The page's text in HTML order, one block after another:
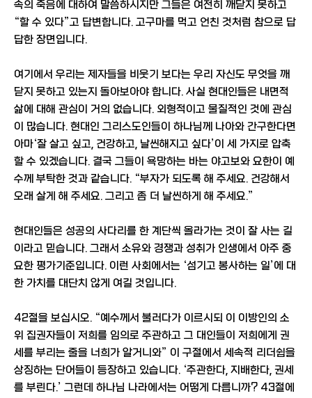
속의 죽음에 대하여 말씀하시지만 그들은 여전히 깨닫지 못하고
“할 수 있다”고 답변합니다. 고구마를 먹고 언친 것처럼 참으로 답
답한 장면입니다.
여기에서 우리는 제자들을 비웃기 보다는 우리 자신도 무엇을 깨
닫지 못하고 있는지 돌아보아야 합니다. 사실 현대인들은 내면적
삶에 대해 관심이 거의 없습니다. 외형적이고 물질적인 것에 관심
이 많습니다. 현대인 그리스도인들이 하나님께 나아와 간구한다면
아마‘잘 살고 싶고, 건강하고, 날씬해지고 싶다’이 세 가지로 압축
할 수 있겠습니다. 결국 그들이 욕망하는 바는 야고보와 요한이 예
수께 부탁한 것과 같습니다. “부자가 되도록 해 주세요. 건강해서
오래 살게 해 주세요. 그리고 좀 더 날씬하게 해 주세요.”
현대인들은 성공의 사다리를 한 계단씩 올라가는 것이 잘 사는 길
이라고 믿습니다. 그래서 소유와 경쟁과 성취가 인생에서 아주 중
요한 평가기준입니다. 이런 사회에서는 ‘섬기고 봉사하는 일’에 대
한 가치를 대단치 않게 여길 것입니다.
42절을 보십시오. “예수께서 불러다가 이르시되 이 이방인의 소
위 집권자들이 저희를 임의로 주관하고 그 대인들이 저희에게 권
세를 부리는 줄을 너희가 알거니와” 이 구절에서 세속적 리더쉽을
상징하는 단어들이 등장하고 있습니다. ‘주관한다, 지배한다, 권세
를 부린다.’ 그런데 하나님 나라에서는 어떻게 다릅니까? 43절에